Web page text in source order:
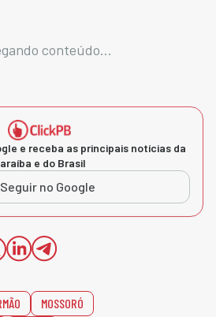
conteúdo...
e receba as principais notícias da
e do Brasil
Seguir no Google
MOSSORÓ